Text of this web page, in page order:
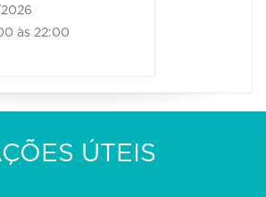
às 22:00
ÚTEIS